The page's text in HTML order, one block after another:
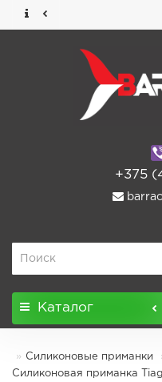
+375
Каталог
Силиконовые приманки
Силиконовая приманка